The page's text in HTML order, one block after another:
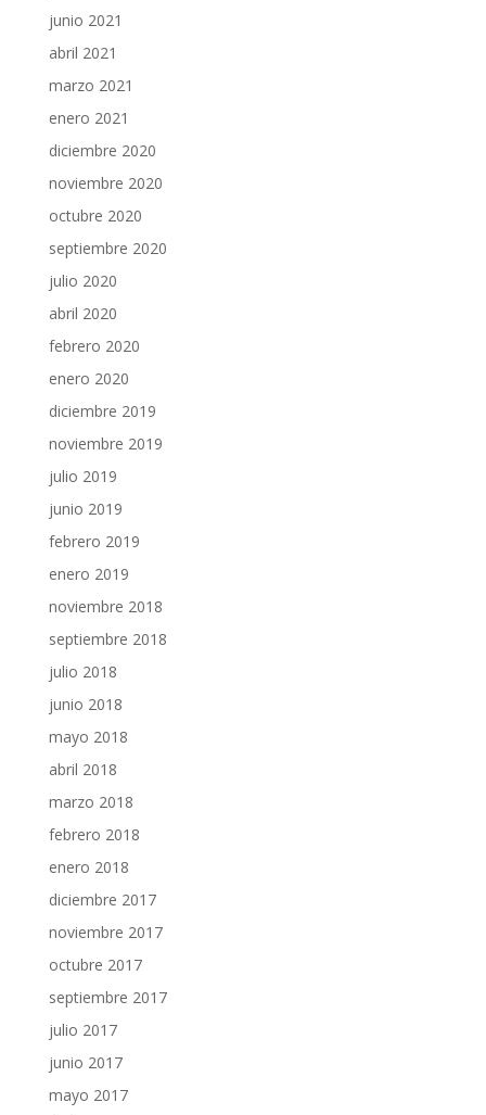
junio 2021
abril 2021
marzo 2021
enero 2021
diciembre 2020
noviembre 2020
octubre 2020
septiembre 2020
julio 2020
abril 2020
febrero 2020
enero 2020
diciembre 2019
noviembre 2019
julio 2019
junio 2019
febrero 2019
enero 2019
noviembre 2018
septiembre 2018
julio 2018
junio 2018
mayo 2018
abril 2018
marzo 2018
febrero 2018
enero 2018
diciembre 2017
noviembre 2017
octubre 2017
septiembre 2017
julio 2017
junio 2017
mayo 2017